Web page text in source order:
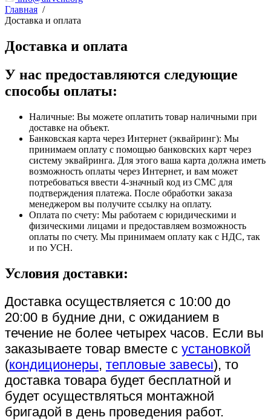
Главная /
Доставка и оплата
Доставка и оплата
У нас предоставляются следующие
способы оплаты:
Наличные: Вы можете оплатить товар наличными при
доставке на объект.
Банковская карта через Интернет (эквайринг): Мы
принимаем оплату с помощью банковских карт через
систему эквайринга. Для этого ваша карта должна иметь
возможность оплаты через Интернет, и вам может
потребоваться ввести 4-значный код из СМС для
подтверждения платежа. После обработки заказа
менеджером вы получите ссылку на оплату.
Оплата по счету: Мы работаем с юридическими и
физическими лицами и предоставляем возможность
оплаты по счету. Мы принимаем оплату как с НДС, так
и по УСН.
Условия доставки:
Доставка осуществляется с 10:00 до
20:00 в будние дни, с ожиданием в
течение не более четырех часов. Если вы
заказываете товар вместе с установкой
(кондиционеры, тепловые завесы), то
доставка товара будет бесплатной и
будет осуществляться монтажной
бригадой в день проведения работ.